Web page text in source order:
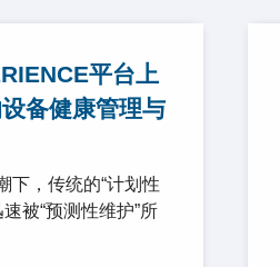
平台上
备健康管理与
下，传统的“计划性
被“预测性维护”所